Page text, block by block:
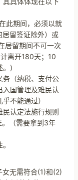
此期间，必须以就
居留签证除外）或
居留期间不可一次
离开180天；10
。)
务（纳税、支付公
国管理及难民认
不能通过）
民认定法施行规则
（需要拿到3年
无需符合(1)和(2)